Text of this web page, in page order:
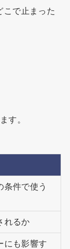
こで止まった
す。
条件で使う
れるか
にも影響す